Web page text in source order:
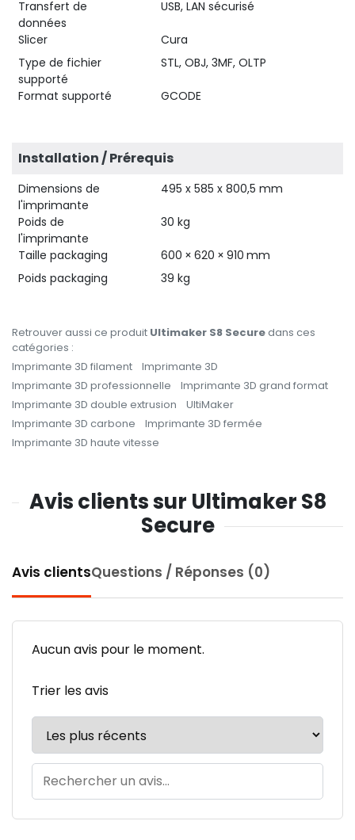
Transfert de
données
USB, LAN sécurisé
Slicer
Cura
Type de fichier
supporté
STL, OBJ, 3MF, OLTP
Format supporté GCODE
Installation / Prérequis
Dimensions de
l'imprimante
495 x 585 x 800,5 mm
Poids de
l'imprimante
30 kg
Taille packaging
600 × 620 × 910 mm
Poids packaging
39 kg
Retrouver aussi ce produit Ultimaker S8 Securedans ces
catégories :
Imprimante 3D filament
Imprimante 3D
Imprimante 3D professionnelle
Imprimante 3D grand format
Imprimante 3D double extrusion
UltiMaker
Imprimante 3D carbone
Imprimante 3D fermée
Imprimante 3D haute vitesse
Avis clients sur Ultimaker S8
Secure
Avis clientsQuestions / Réponses (0)
Aucun avis pour le moment.
Trier les avis